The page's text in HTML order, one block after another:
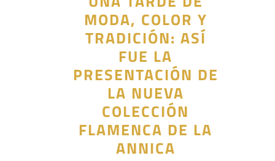
MODA, COLOR Y
TRADICIÓN: ASÍ
FUE LA
PRESENTACIÓN DE
LA NUEVA
COLECCIÓN
FLAMENCA DE LA
ANNICA